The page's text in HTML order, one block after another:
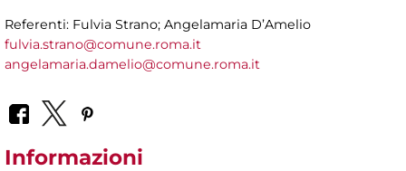
Referenti: Fulvia Strano; Angelamaria D’Amelio
fulvia.strano@comune.roma.it
angelamaria.damelio@comune.roma.it
Informazioni